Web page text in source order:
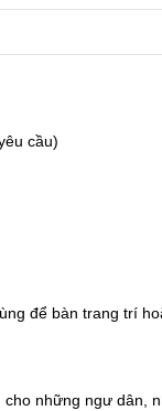
cầu)
để bàn trang trí
cho những ngư dân,